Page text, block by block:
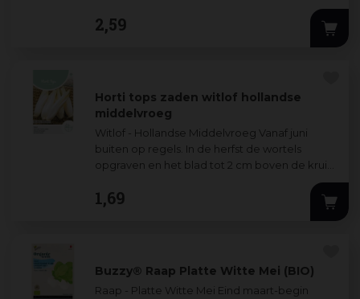
krokante sla, die in de koelkast heel lang goed
blijft.
2,59
Horti tops zaden witlof hollandse
middelvroeg
Witlof - Hollandse Middelvroeg Vanaf juni
buiten op regels. In de herfst de wortels
opgraven en het blad tot 2 cm boven de kruin
...
1,69
Buzzy® Raap Platte Witte Mei (BIO)
Raap - Platte Witte Mei Eind maart-begin